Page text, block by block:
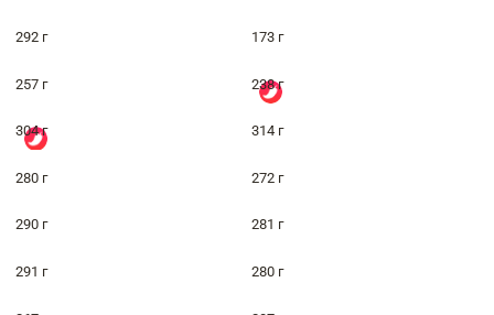
292 г 173 г
257 г 238 г
304 г 314 г
280 г 272 г
290 г 281 г
291 г 280 г